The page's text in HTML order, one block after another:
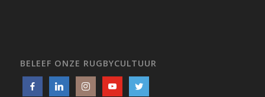
BELEEF ONZE RUGBYCULTUUR